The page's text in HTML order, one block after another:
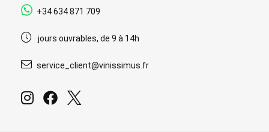
+34 634 871 709
jours ouvrables, de 9 à 14h
service_client@vinissimus.fr